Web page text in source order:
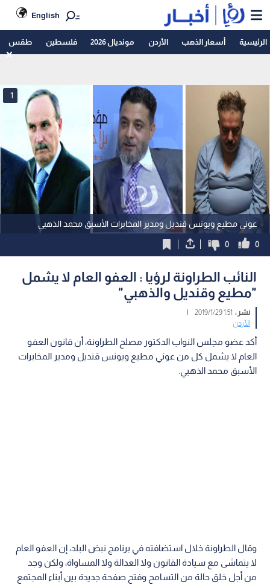
English
الرئيسية أسعار الذهب الأردن مونديال 2026 فلسطين طقس
عوني مطيع ويونس قنديل ومدير المخابرات الأسبق محمد الذهبي
1
0
0
النائب الطراونة لرؤيا : العفو العام لا يشمل
"مطيع وقنديل والذهبي"
نشر : 1:51 2019/1/29
|
الأردن
أكد عضو مجلس النواب الدكتور مصلح الطراونة، أن قانون العفو
العام لا يشمل كل من عوني مطيع ويونس قنديل ومدير المخابرات
الأسبق محمد الذهبي.
وقال الطراونة خلال استضافته في برنامج نبض البلد، إن العفو العام
لا يتماشى مع سيادة القانون ولا العدالة ولا المساواة، ولكن وجد
من أجل خلق حالة من التسامح وفتح صفحة جديدة بين أبناء المجتمع